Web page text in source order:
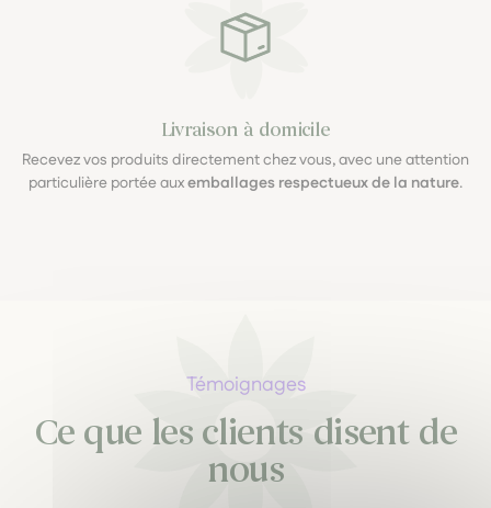
Livraison à domicile
Recevez vos produits directement chez vous, avec une attention
particulière portée auxemballages respectueux de la nature.
Témoignages
Ce que les clients disent de
nous